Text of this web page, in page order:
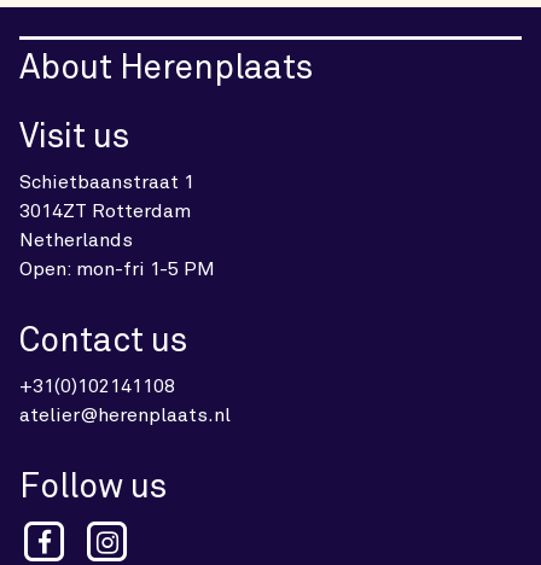
About Herenplaats
Visit us
Schietbaanstraat 1
3014ZT Rotterdam
Netherlands
Open: mon-fri 1-5 PM
Contact us
+31(0)102141108
atelier@herenplaats.nl
Follow us